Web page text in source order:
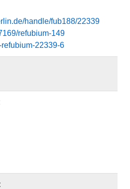
handle/fub188/22339
refubium-149
22339-6